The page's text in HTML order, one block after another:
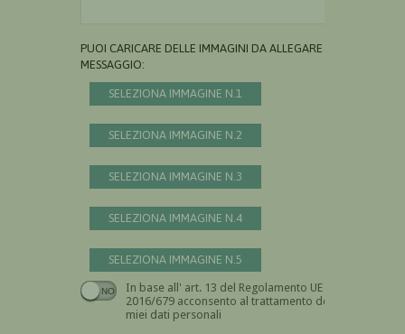
PUOI CARICARE DELLE IMMAGINI DA ALLEGARE AL
MESSAGGIO:
SELEZIONA IMMAGINE N.1
SELEZIONA IMMAGINE N.2
SELEZIONA IMMAGINE N.3
SELEZIONA IMMAGINE N.4
SELEZIONA IMMAGINE N.5
In base all' art. 13 del Regolamento UE n.
2016/679 acconsento al trattamento dei
miei dati personali
Devi dare il consenso